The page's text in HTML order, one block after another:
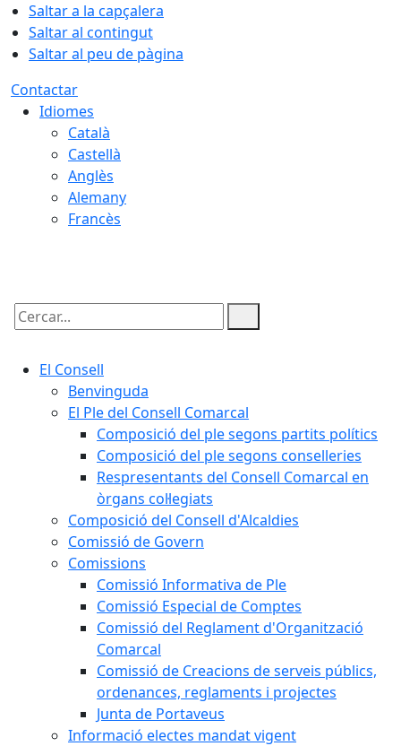
Saltar a la capçalera
Saltar al contingut
Saltar al peu de pàgina
Contactar
Idiomes
Català
Castellà
Anglès
Alemany
Francès
Cercar:
El Consell
Benvinguda
El Ple del Consell Comarcal
Composició del ple segons partits polítics
Composició del ple segons conselleries
Respresentants del Consell Comarcal en
òrgans col·legiats
Composició del Consell d'Alcaldies
Comissió de Govern
Comissions
Comissió Informativa de Ple
Comissió Especial de Comptes
Comissió del Reglament d'Organització
Comarcal
Comissió de Creacions de serveis públics,
ordenances, reglaments i projectes
Junta de Portaveus
Informació electes mandat vigent